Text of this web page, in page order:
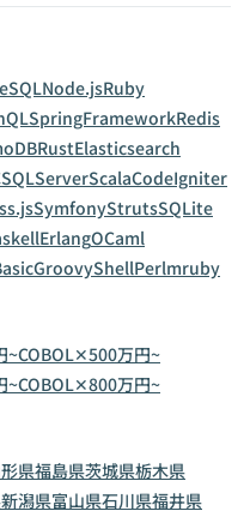
Node.jsRuby
SpringFrameworkRedis
RustElasticsearch
SQLServerScalaCodeIgniter
SymfonyStrutsSQLite
ErlangOCaml
GroovyShellPerlmruby
~COBOL✕500万円~
~COBOL✕800万円~
県福島県茨城県栃木県
新潟県富山県石川県福井県